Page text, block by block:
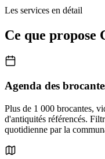
Les services en détail
Ce que propose
Agenda des
Plus de 1 000 brocantes,
d'antiquités référencés.
quotidienne par la